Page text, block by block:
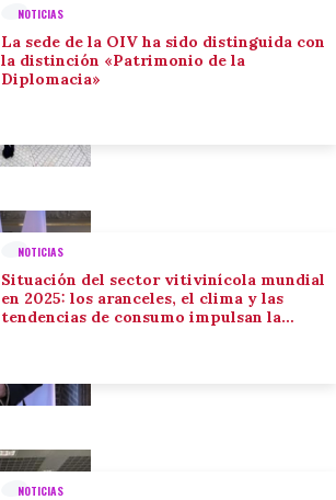
NOTICIAS
La sede de la OIV ha sido distinguida con
la distinción «Patrimonio de la
Diplomacia»
NOTICIAS
Situación del sector vitivinícola mundial
en 2025: los aranceles, el clima y las
tendencias de consumo impulsan la
NOTICIAS